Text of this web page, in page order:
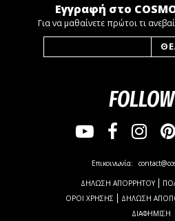
Εγγραφή στο
Για να μαθαίνετε πρώτοι τι
Επικοινωνία:
ΔΗΛΩΣΗ ΑΠΟΡΡΗΤΟΥ
ΟΡΟΙ ΧΡΗΣΗΣ
ΔΗΛΩΣΗ
ΔΙΑΦΗΜΙΣΗ